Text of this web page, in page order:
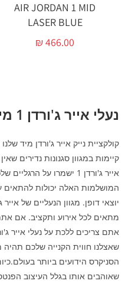
AIR JORDAN 1 MID
LASER BLUE
₪466.00
נעלי אייר ג'ורדן 1 מיד-
קולקציית נייק אייר ג'ורדן מיד
קיימות במגוון סגנונות נדירים
אייר ג'ורדן 1 ישמרו על
המושלמות האלה יכולות להתאים
מתאים לכל אירוע ותקציב. אם
אתם צריכים ללכת על נעלי אייר
שאצלנו חווית הקנייה שלכם תהיה
הסניקרס הידועים ביותר
שאוהבים אותו בגלל העיצוב